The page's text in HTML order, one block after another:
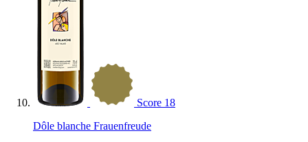
Score 18
Dôle blanche Frauenfreude